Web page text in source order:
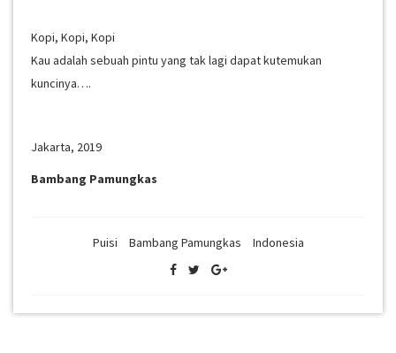
Kopi, Kopi, Kopi
Kau adalah sebuah pintu yang tak lagi dapat kutemukan
kuncinya….
Jakarta, 2019
Bambang Pamungkas
Puisi Bambang Pamungkas Indonesia